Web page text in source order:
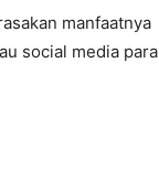
manfaatnya
social media para